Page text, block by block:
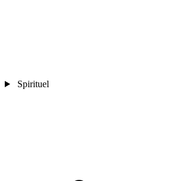
Spirituel